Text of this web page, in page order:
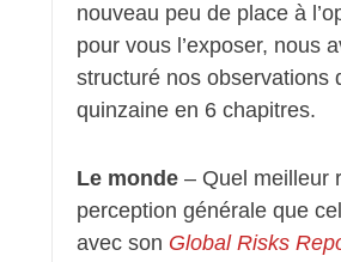
nouveau peu de place à
pour vous l’exposer, nous
structuré nos observations
quinzaine en 6 chapitres.
Le monde – Quel meilleur
perception générale que
avec son Global Risks